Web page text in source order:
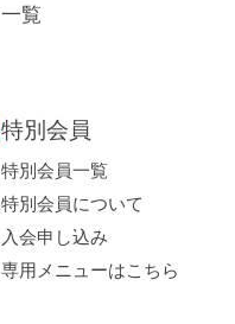
一覧
特別会員
特別会員一覧
特別会員について
入会申し込み
専用メニューはこちら